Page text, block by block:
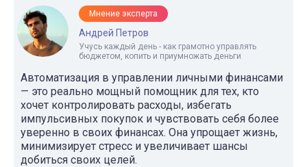
Мнение эксперта
Андрей Петров
Учусь каждый день - как грамотно управлять
бюджетом, копить и приумножать деньги
Автоматизация в управлении личными финансами
— это реально мощный помощник для тех, кто
хочет контролировать расходы, избегать
импульсивных покупок и чувствовать себя более
уверенно в своих финансах. Она упрощает жизнь,
минимизирует стресс и увеличивает шансы
добиться своих целей.